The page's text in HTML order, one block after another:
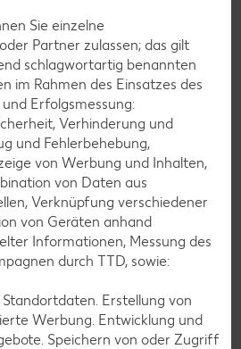
Unsere laktosefreien Rezepte
– für große und kleine
oder das Abendessen.
Sie einzelne
Partner zulassen; das gilt
schlagwortartig benannten
im Rahmen des Einsatzes des
Erfolgsmessung:
Verhinderung und
und Fehlerbehebung,
von Werbung und Inhalten,
von Daten aus
Verknüpfung verschiedener
von Geräten anhand
Informationen, Messung des
durch TTD, sowie:
Erstellung von
Werbung. Entwicklung und
Speichern von oder Zugriff